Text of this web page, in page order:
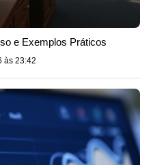
e Exemplos Práticos
às 23:42